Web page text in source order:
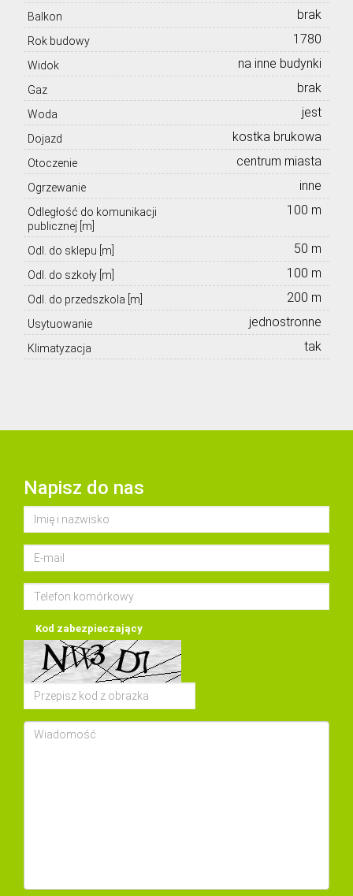
Balkon brak
Rok budowy 1780
Widok na inne budynki
Gaz brak
Woda jest
Dojazd kostka brukowa
Otoczenie centrum miasta
Ogrzewanie inne
Odległość do komunikacji
publicznej [m]
100 m
Odl. do sklepu [m] 50 m
Odl. do szkoły [m] 100 m
Odl. do przedszkola [m] 200 m
Usytuowanie jednostronne
Klimatyzacja tak
Napisz do nas
Kod zabezpieczający